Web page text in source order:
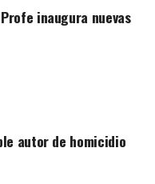
inaugura nuevas
autor de homicidio